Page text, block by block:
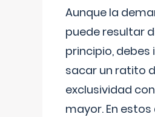
Aunque la
puede resultar
principio,
sacar un ratito
exclusividad
mayor. En